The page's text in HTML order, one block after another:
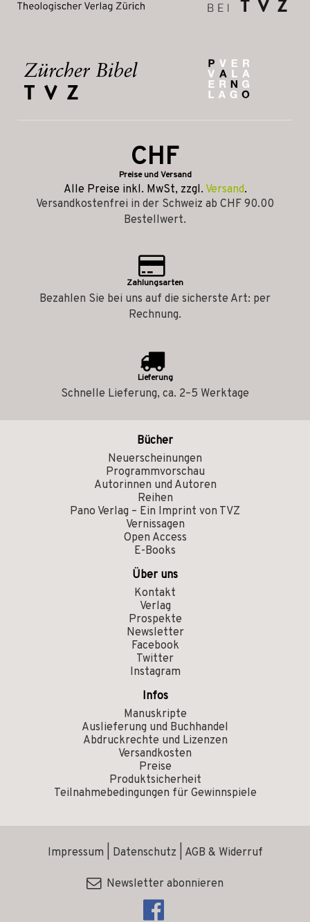
CHF
Preise und Versand
Alle Preise inkl. MwSt, zzgl. Versand.
Versandkostenfrei in der Schweiz ab CHF 90.00
Bestellwert.
Zahlungsarten
Bezahlen Sie bei uns auf die sicherste Art: per
Rechnung.
Lieferung
Schnelle Lieferung, ca. 2–5 Werktage
Bücher
Neuerscheinungen
Programmvorschau
Autorinnen und Autoren
Reihen
Pano Verlag – Ein Imprint von TVZ
Vernissagen
Open Access
E-Books
Über uns
Kontakt
Verlag
Prospekte
Newsletter
Facebook
Twitter
Instagram
Infos
Manuskripte
Auslieferung und Buchhandel
Abdruckrechte und Lizenzen
Versandkosten
Preise
Produktsicherheit
Teilnahmebedingungen für Gewinnspiele
Impressum Datenschutz AGB & Widerruf
Newsletter abonnieren